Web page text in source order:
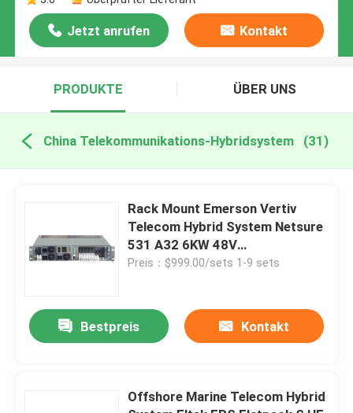
Jetzt anrufen Kontakt
PRODUKTE ÜBER UNS
China Telekommunikations-Hybridsystem (31)
Rack Mount Emerson Vertiv
Telecom Hybrid System Netsure
531 A32 6KW 48V
Gleichspannungssystem
Preis：$999.00/sets 1-9 sets
Bestpreis Kontakt
Offshore Marine Telecom Hybrid